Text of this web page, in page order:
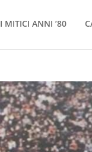
I MITICI ANNI ’80